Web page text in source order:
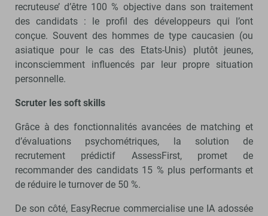
recruteuse’ d’être 100 % objective dans son traitement
des candidats : le profil des développeurs qui l’ont
conçue. Souvent des hommes de type caucasien (ou
asiatique pour le cas des Etats-Unis) plutôt jeunes,
inconsciemment influencés par leur propre situation
personnelle.
Scruter les soft skills
Grâce à des fonctionnalités avancées de matching et
d’évaluations psychométriques, la solution de
recrutement prédictif AssessFirst, promet de
recommander des candidats 15 % plus performants et
de réduire le turnover de 50 %.
De son côté, EasyRecrue commercialise une IA adossée